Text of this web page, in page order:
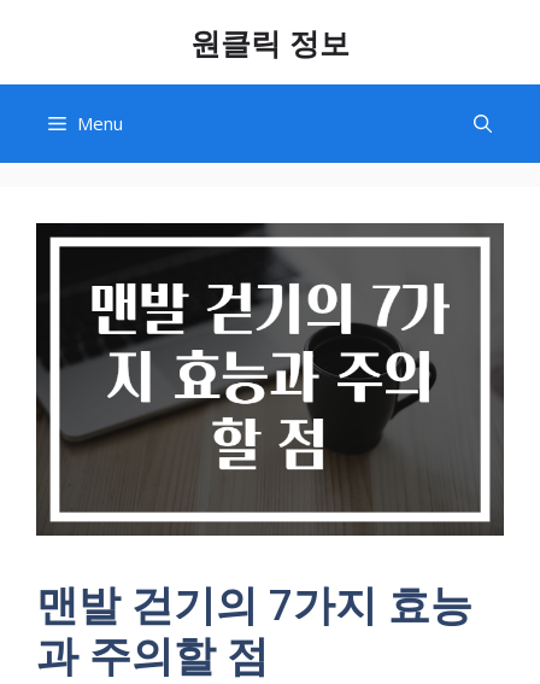
content
원클릭 정보
Menu
맨발 걷기의 7가지 효능
과 주의할 점